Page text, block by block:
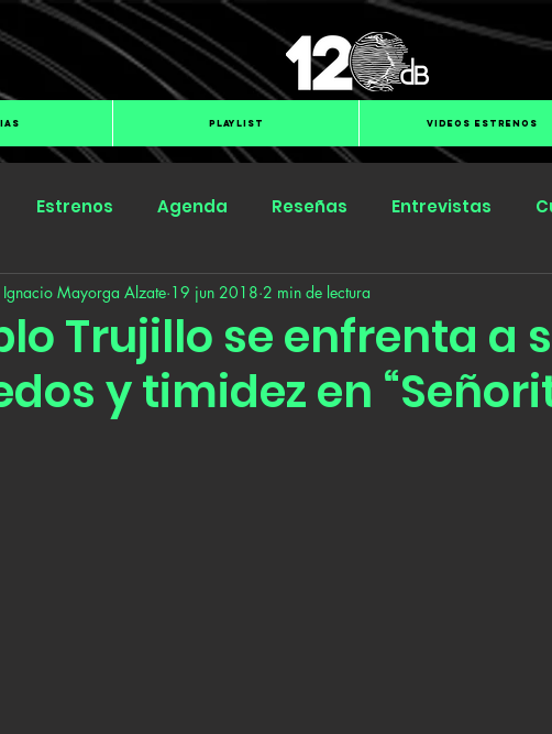
PLAYLIST VIDEOS ESTRENOS
Estrenos Agenda Reseñas Entrevistas
Submit Hub Groover
Trujillo se enfrenta a
y timidez en
Ignacio Mayorga Alzate 19 jun 2018 2 min de lectura